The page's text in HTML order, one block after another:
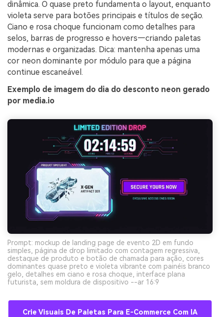
dinâmica. O quase preto fundamenta o layout, enquanto
violeta serve para botões principais e títulos de seção.
Ciano e rosa choque funcionam como detalhes para
selos, barras de progresso e hovers—criando paletas
modernas e organizadas. Dica: mantenha apenas uma
cor neon dominante por módulo para que a página
continue escaneável.
Exemplo de imagem do dia do desconto neon gerado
por media.io
Prompt: mockup de landing page de evento 2D em fundo
simples, página de drop limitado com contagem regressiva,
destaque de produto e botão de chamada para ação, cores
dominantes quase preto e violeta vibrante com painéis branco
gelo, detalhes em ciano e rosa choque, interface plana
futurista, sem moldura de dispositivo --ar 16:9
Crie Visuais De Paletas Para E-Commerce Com IA